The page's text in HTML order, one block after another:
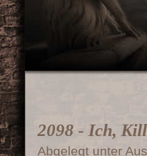
2098 - Ich,
Abgelegt unter